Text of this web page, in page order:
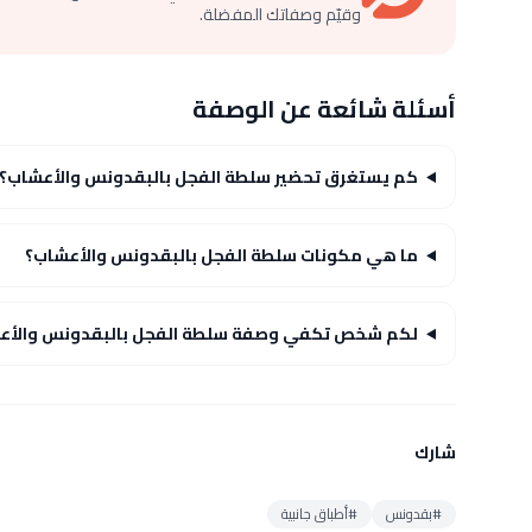
وقيّم وصفاتك المفضلة.
أسئلة شائعة عن الوصفة
كم يستغرق تحضير سلطة الفجل بالبقدونس والأعشاب؟
ما هي مكونات سلطة الفجل بالبقدونس والأعشاب؟
لكم شخص تكفي وصفة سلطة الفجل بالبقدونس
شارك
#بقدونس #أطباق جانبية